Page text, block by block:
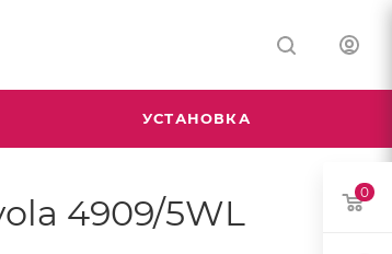
УСТАНОВКА
4909/5WL 0